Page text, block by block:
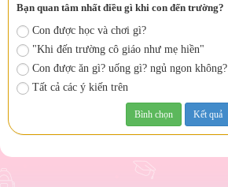
Bạn quan tâm nhất điều gì khi con đến trường?
Con được học và chơi gì?
"Khi đến trường cô giáo như mẹ hiền"
Con được ăn gì? uống gì? ngủ ngon không?
Tất cả các ý kiến trên